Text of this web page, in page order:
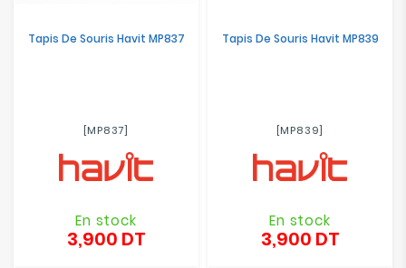
Tapis De Souris Havit MP837
[MP837]
En stock
3,900 DTPrix
Tapis De Souris Havit MP839
[MP839]
En stock
3,900 DTPrix